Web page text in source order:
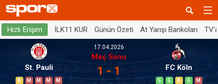
Hızlı Erişim İLK11 KUR Günün Özeti At Yarışı Bankoları
St. Pauli
B M M M M
17.04.2026
Maç Sonu
1 - 1 FC Köln
G G B G M